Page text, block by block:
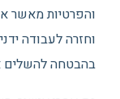
והפרטיות מאשר
וחזרה לעבודה
בהבטחה